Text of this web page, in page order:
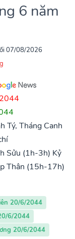
6 năm
07/08/2026
Tý, Tháng Canh
Sửu (1h-3h) Kỷ
Thân (15h-17h)
20/6/2044
6/2044
20/6/2044